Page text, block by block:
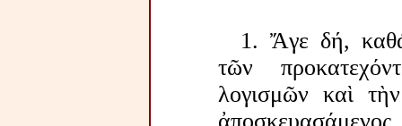
1. Ἄγε δή,
τῶν
λογισμῶν καὶ